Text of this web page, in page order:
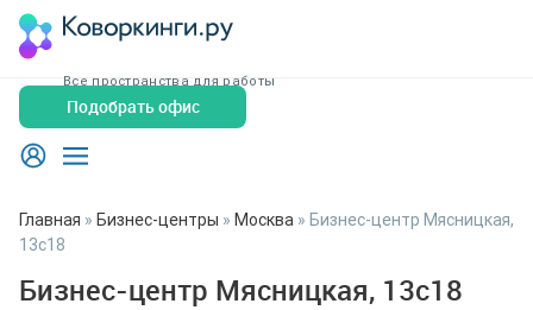
Все пространства для работы
Подобрать офис
Главная » Бизнес-центры » Москва » Бизнес-центр Мясницкая,
13с18
Бизнес-центр Мясницкая, 13с18